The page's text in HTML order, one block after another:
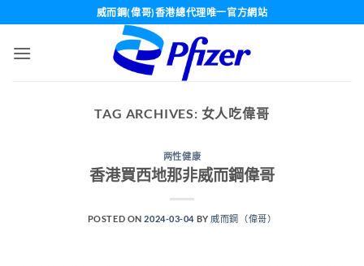
content
威而鋼(偉哥)香港總代理唯一官方網站
TAG ARCHIVES: 女人吃偉哥
两性健康
香港買西地那非威而鋼偉哥
POSTED ON2024-03-04 BY 威而鋼（偉哥）